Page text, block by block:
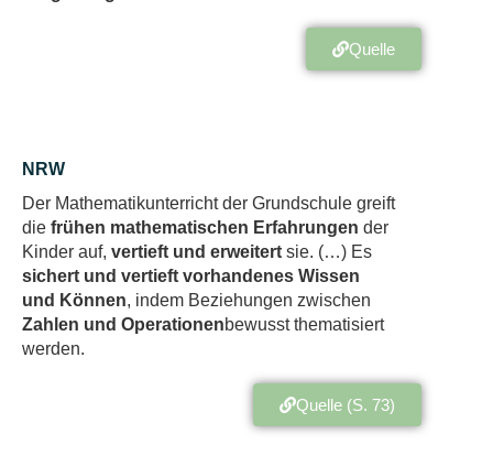
Quelle
NRW
Der Mathematikunterricht der Grundschule greift
die frü hen mathematischen Erfahrungen der
Kinder auf, vertieft und erweitert sie. (…) Es
sichert und vertieft vorhandenes Wissen
und Können, indem Beziehungen zwischen
Zahlen und Operationenbewusst thematisiert
werden.
Quelle (S. 73)